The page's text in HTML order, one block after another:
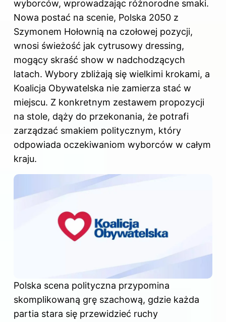
wyborców, wprowadzając różnorodne smaki.
Nowa postać na scenie, Polska 2050 z
Szymonem Hołownią na czołowej pozycji,
wnosi świeżość jak cytrusowy dressing,
mogący skraść show w nadchodzących
latach. Wybory zbliżają się wielkimi krokami, a
Koalicja Obywatelska nie zamierza stać w
miejscu. Z konkretnym zestawem propozycji
na stole, dąży do przekonania, że potrafi
zarządzać smakiem politycznym, który
odpowiada oczekiwaniom wyborców w całym
kraju.
Polska scena polityczna przypomina
skomplikowaną grę szachową, gdzie każda
partia stara się przewidzieć ruchy